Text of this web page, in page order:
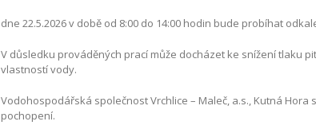
dne 22.5.2026 v době od 8:00 do 14:00 hodin bude probíhat
V důsledku prováděných prací může docházet ke snížení tlaku
vlastností vody.
Vodohospodářská společnost Vrchlice – Maleč, a.s., Kutná
pochopení.